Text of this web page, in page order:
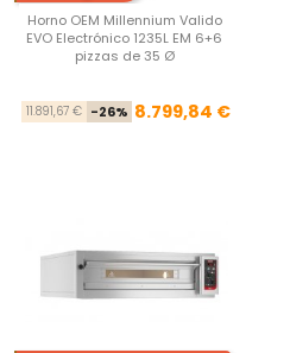
Horno OEM Millennium Valido
EVO Electrónico 1235L EM 6+6
pizzas de 35 Ø
Precio
11.891,67 € -26% Precio
8.799,84 €